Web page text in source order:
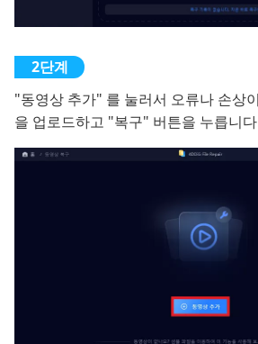
"동영상 추가" 를 눌러서 오류나 손상
을 업로드하고 "복구" 버튼을 누릅니